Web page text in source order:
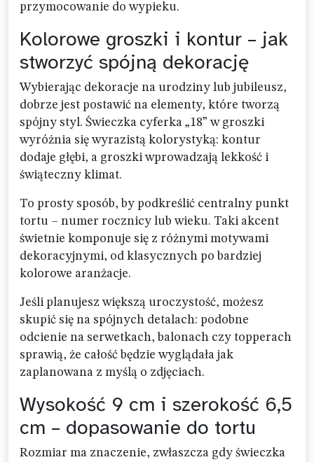
przymocowanie do wypieku.
Kolorowe groszki i kontur – jak
stworzyć spójną dekorację
Wybierając dekoracje na urodziny lub jubileusz,
dobrze jest postawić na elementy, które tworzą
spójny styl. Świeczka cyferka „18” w groszki
wyróżnia się wyrazistą kolorystyką: kontur
dodaje głębi, a groszki wprowadzają lekkość i
świąteczny klimat.
To prosty sposób, by podkreślić centralny punkt
tortu – numer rocznicy lub wieku. Taki akcent
świetnie komponuje się z różnymi motywami
dekoracyjnymi, od klasycznych po bardziej
kolorowe aranżacje.
Jeśli planujesz większą uroczystość, możesz
skupić się na spójnych detalach: podobne
odcienie na serwetkach, balonach czy topperach
sprawią, że całość będzie wyglądała jak
zaplanowana z myślą o zdjęciach.
Wysokość 9 cm i szerokość 6,5
cm – dopasowanie do tortu
Rozmiar ma znaczenie, zwłaszcza gdy świeczka